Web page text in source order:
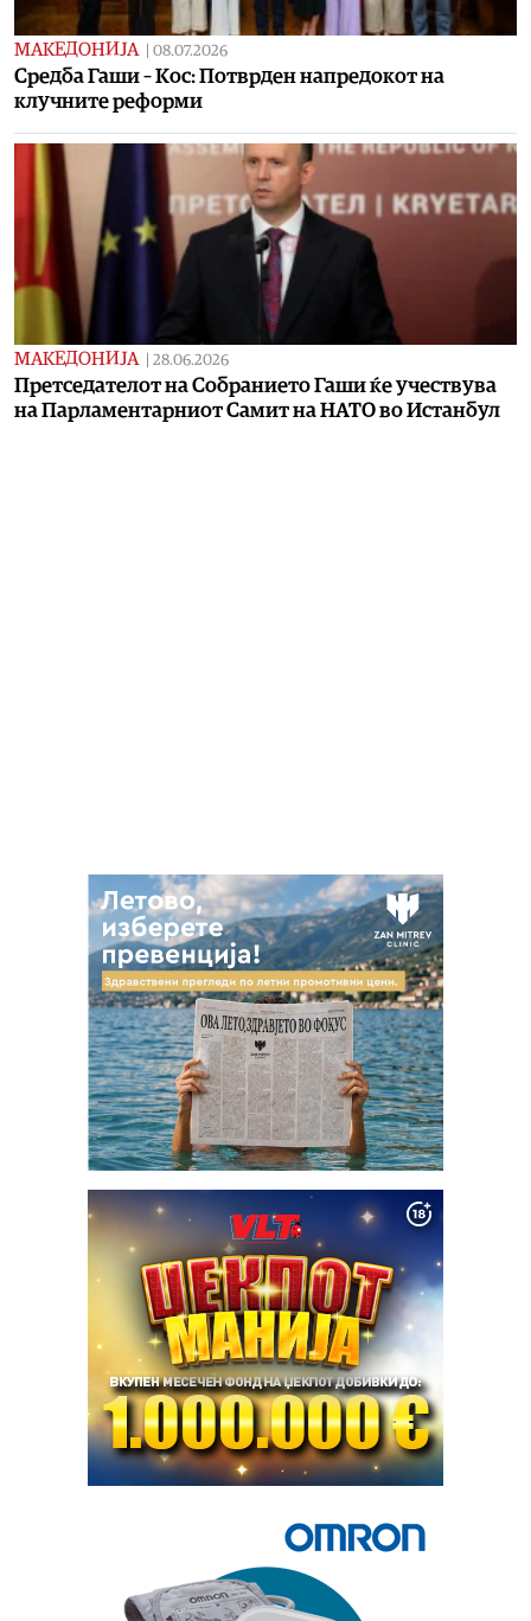
МАКЕДОНИЈА 08.07.2026
Средба Гаши – Кос: Потврден напредокот на
клучните реформи
МАКЕДОНИЈА 28.06.2026
Претседателот на Собранието Гаши ќе учествува
на Парламентарниот Самит на НАТО во Истанбул